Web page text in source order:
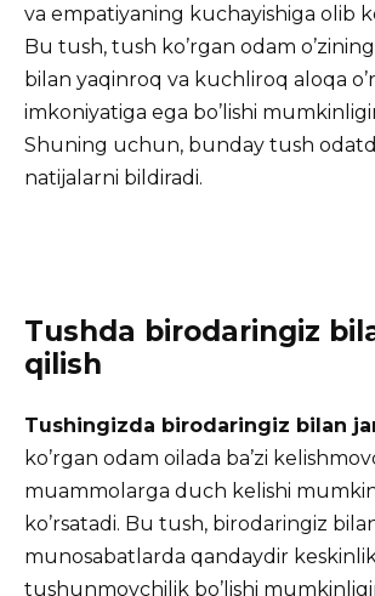
va empatiyaning kuchayishiga olib
Bu tush, tush ko’rgan odam
bilan yaqinroq va kuchliroq aloqa
imkoniyatiga ega bo’lishi
Shuning uchun, bunday tush
natijalarni bildiradi.
Tushda birodaringiz
qilish
Tushingizda birodaringiz bilan
ko’rgan odam oilada ba’zi
muammolarga duch kelishi
ko’rsatadi. Bu tush, birodaringiz
munosabatlarda qandaydir
tushunmovchilik bo’lishi